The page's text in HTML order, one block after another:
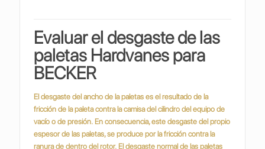
Evaluar el desgaste de las
paletas Hardvanes para
BECKER
El desgaste del ancho de la paletas es el resultado de la
fricción de la paleta contra la camisa del cilindro del equipo de
vacío o de presión.En consecuencia, este desgaste del propio
espesor de las paletas, se produce por la fricción contra la
ranura de dentro del rotor.El desgaste normal de las paletas